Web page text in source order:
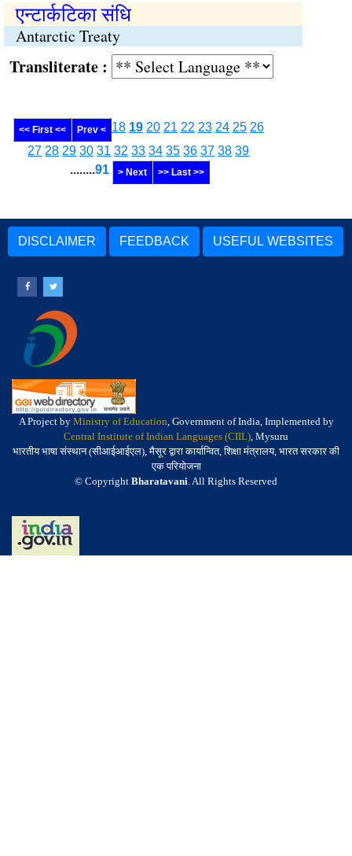
एन्टार्कटिका संधि
Antarctic Treaty
:
<< First << Prev < 18 19 20 21 22 23 24 25 26
27 28 29 30 31 32 33 34 35 36 37 38 39
........91 > Next >> Last >>
DISCLAIMER FEEDBACK USEFUL WEBSITES
A Project by Ministry of Education, Government of India, Implemented by
Central Institute of Indian Languages (CIIL), Mysuru
भारतीय भाषा संस्थान (सीआईआईएल), मैसूर द्वारा कार्यान्वित, शिक्षा मंत्रालय, भारत सरकार की
एक परियोजना
© Copyright Bharatavani. All Rights Reserved